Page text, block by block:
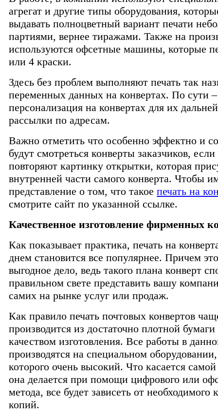
агрегат и другие типы оборудования,
выдавать полноцветный вариант печати
партиями, вернее тиражами. Также на
используются офсетные машины, которые
или 4 краски.
Здесь без проблем выполняют печать так
переменных данных на конвертах. По сути –
персонализация на конвертах для их
рассылки по адресам.
Важно отметить что особенно эффектно и
будут смотреться конверты заказчиков,
повторяют картинку открытки, которая
внутренней части самого конверта. Чтобы
представление о том, что такое печать на
смотрите сайт по указанной ссылке.
Качественное изготовление фирменных
Как показывает практика, печать на
днем становится все популярнее. Причем
выгодное дело, ведь такого плана конверт
правильном свете представить вашу
самих на рынке услуг или продаж.
Как правило печать почтовых конвертов
производится из достаточно плотной
качеством изготовления. Все работы в
производятся на специальном
которого очень высокий. Что касается
она делается при помощи цифрового или
метода, все будет зависеть от необходимого
копий.